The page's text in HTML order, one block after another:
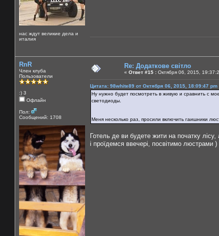
нас ждут великие дела и
италия
RnR
Член клуба
Пользователи
:) 3
Офлайн
Пол:
Сообщений: 1708
Re: Додаткове світло
« Ответ #15 : Октября 06, 2015,
Цитата: 98white89 от Октября 06, 2015, 18:09:47 pm
Ну нужно будет посмотреть в живую и сравнить с
светодиоды.
Меня несколько раз, просили включить гаишники
Готель де ви будете жити на початку
і проїдемся ввечері, посвітимо